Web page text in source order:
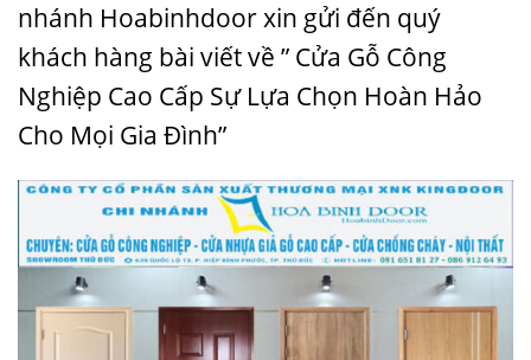
nhánh Hoabinhdoorxin gửi đến quý
khách hàng bài viết về ” Cửa Gỗ Công
Nghiệp Cao Cấp Sự Lựa Chọn Hoàn Hảo
Cho Mọi Gia Đình”